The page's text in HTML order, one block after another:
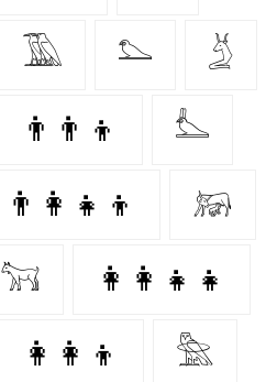
𓅀 𓅌 𓄄
👨‍👨‍👦 𓅏
👨‍👩‍👧‍👦 𓃖
𓃙 👩‍👩‍👧‍👧
👩‍👩‍👦 𓅗